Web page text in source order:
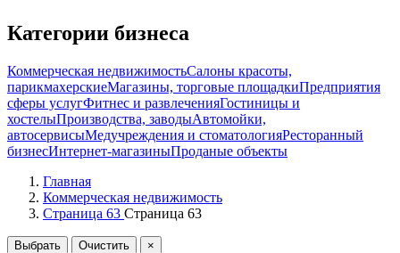
Категории бизнеса
Коммерческая недвижимостьСалоны красоты,
парикмахерскиеМагазины, торговые площадкиПредприятия
сферы услугФитнес и развлеченияГостиницы и
хостелыПроизводства, заводыАвтомойки,
автосервисыМедучреждения и стоматологияРесторанный
бизнесИнтернет-магазиныПроданые объекты
Главная
Коммерческая недвижимость
Страница 63 Страница 63
Выбрать Очистить ×